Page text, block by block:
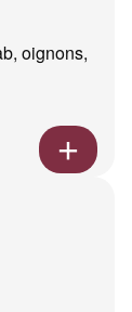
oignons,